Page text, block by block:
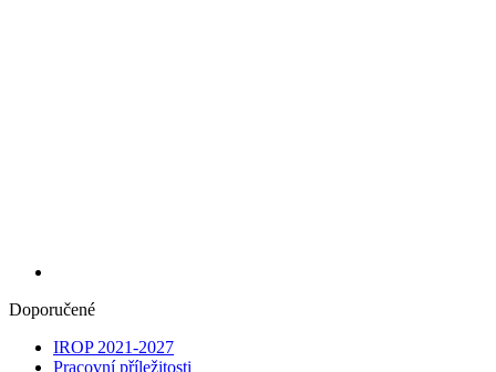
Doporučené
IROP 2021-2027
Pracovní příležitosti